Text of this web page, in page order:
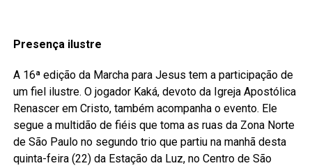
Presença ilustre
A 16ª edição da Marcha para Jesus tem a participação de
um fiel ilustre. O jogador Kaká, devoto da Igreja Apostólica
Renascer em Cristo, também acompanha o evento. Ele
segue a multidão de fiéis que toma as ruas da Zona Norte
de São Paulo no segundo trio que partiu na manhã desta
quinta-feira (22) da Estação da Luz, no Centro de São